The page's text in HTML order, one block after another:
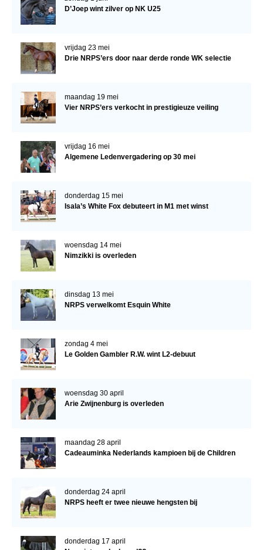
D’Joep wint zilver op NK U25
vrijdag 23 mei
Drie NRPS’ers door naar derde ronde WK selectie
maandag 19 mei
Vier NRPS’ers verkocht in prestigieuze veiling
vrijdag 16 mei
Algemene Ledenvergadering op 30 mei
donderdag 15 mei
Isala’s White Fox debuteert in M1 met winst
woensdag 14 mei
Nimzikki is overleden
dinsdag 13 mei
NRPS verwelkomt Esquin White
zondag 4 mei
Le Golden Gambler R.W. wint L2-debuut
woensdag 30 april
Arie Zwijnenburg is overleden
maandag 28 april
Cadeauminka Nederlands kampioen bij de Children
donderdag 24 april
NRPS heeft er twee nieuwe hengsten bij
donderdag 17 april